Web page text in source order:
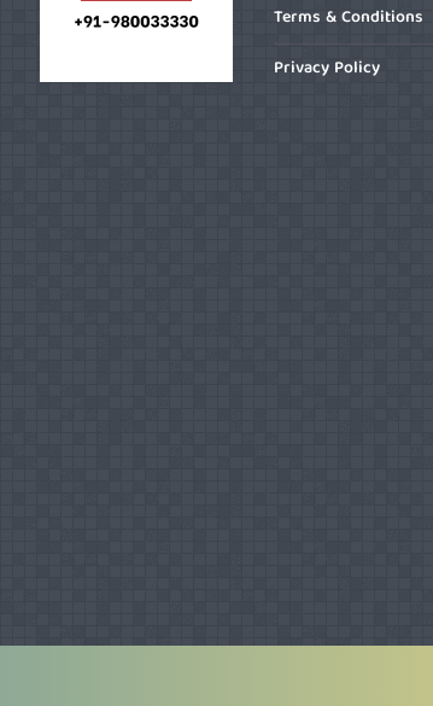
Terms & Conditions
Privacy Policy